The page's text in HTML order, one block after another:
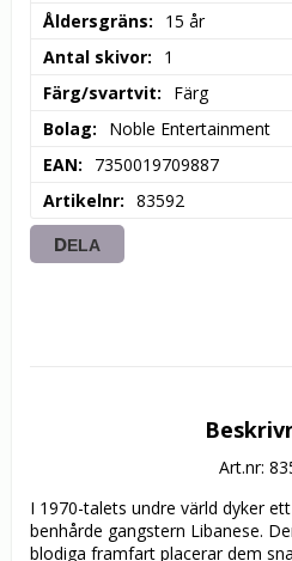
Åldersgräns
15 år
Antal skivor
1
Färg/svartvit
Färg
Bolag
Noble Entertainment
EAN
7350019709887
Artikelnr
83592
DELA
Art.nr:
I 1970-talets undre värld dyker
benhårde gangstern Libanese.
blodiga framfart placerar dem